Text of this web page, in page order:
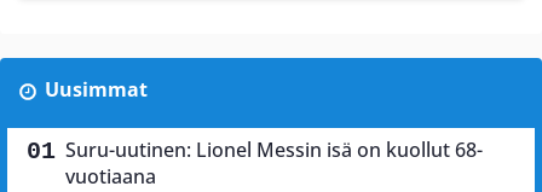
Uusimmat
Suru-uutinen: Lionel Messin isä on kuollut 68-
vuotiaana